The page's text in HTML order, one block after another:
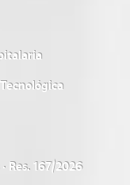
Res. 167/2026